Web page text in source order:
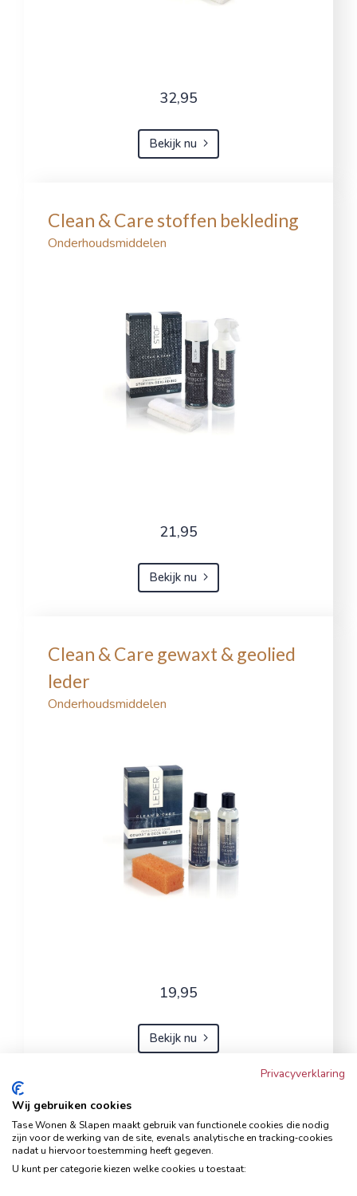
32,95
Bekijk nu
Clean & Care stoffen bekleding
Onderhoudsmiddelen
21,95
Bekijk nu
Clean & Care gewaxt & geolied
leder
Onderhoudsmiddelen
19,95
Bekijk nu
Hoekbank Famanti lichtgrijs
rechts
Hoekbanken
Privacyverklaring
Wij gebruiken cookies
Tase Wonen & Slapen maakt gebruik van functionele cookies die nodig
zijn voor de werking van de site, evenals analytische en tracking‑cookies
nadat u hiervoor toestemming heeft gegeven.
U kunt per categorie kiezen welke cookies u toestaat: